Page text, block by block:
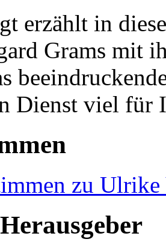
erzählt in
Grams mit
Dienst viel für
zu